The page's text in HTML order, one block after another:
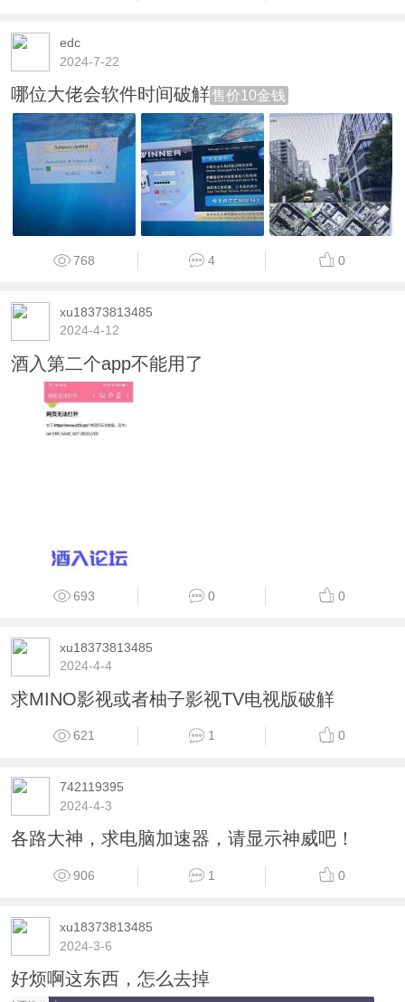
edc
2024-7-22
哪位大佬会软件时间破觧售价10金钱
768 4 0
xu18373813485
2024-4-12
酒入第二个app不能用了
693 0 0
xu18373813485
2024-4-4
求MINO影视或者柚子影视TV电视版破觧
621 1 0
742119395
2024-4-3
各路大神，求电脑加速器，请显示神威吧！
906 1 0
xu18373813485
2024-3-6
好烦啊这东西，怎么去掉